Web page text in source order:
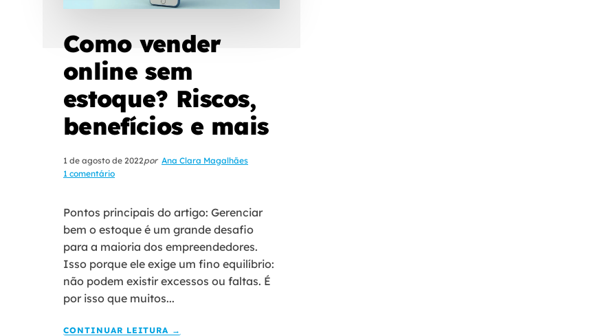
Como vender
online sem
estoque? Riscos,
benefícios e mais
1 de agosto de 2022por Ana Clara Magalhães
1 comentário
Pontos principais do artigo: Gerenciar
bem o estoque é um grande desafio
para a maioria dos empreendedores.
Isso porque ele exige um fino equilíbrio:
não podem existir excessos ou faltas. É
por isso que muitos...
CONTINUAR LEITURA →